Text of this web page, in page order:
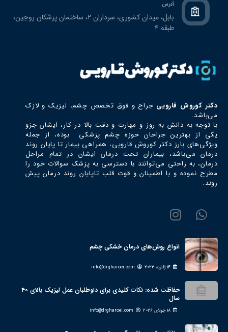
آدرس
بابل، ميدان كشوري، سرداران ٢، ساختمان پزشكان روجين،
طبقه ٤
دکتر كوروش قارويي جراح و فوق تخصص چشم، ليزيك و لازك
می‌باشد.
با توجه به دانش به روز و مهارت و دقت بالا در کار، ایشان جزو
یکی از بهترین جراحان حوزه چشم پزشکی بوده، از جمله
ویژگی‌های بارز دکتر كوروش قارويي، همراهی بیمار تا پایان روند
درمان می‌باشد، بیماران تحت درمان ایشان در تمام مراحل
درمان، به راحتی می‌توانند با دسترسی به پزشک سوالات خود را
مطرح نموده و با اطمینان و قوت قلب تاپایان روند درمان پیش
روند.
انواع روش‌های درمان خشکی چشم
14 ژانویه 2023 info@drgharoei.com
حفاظت شده: نکات کلیدی برای داوطلبان عمل لیزیک بالای ۴۰
سال
18 جولای 2026 info@drgharoei.com